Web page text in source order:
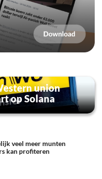
union
op Solana
veel meer munten
kan profiteren